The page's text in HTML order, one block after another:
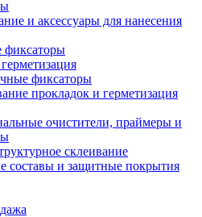
и аксессуары для нанесения
фиксаторы
фиксаторы
прокладок и герметизация
очистители, праймеры и
склеивание
составы и защитные покрытия